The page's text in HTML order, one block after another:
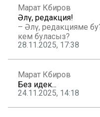
Марат Кәбиров
Әлү, редакция!
– Әлү, редакцияме бу? – Әйе. Редакция. Ә
кем буласыз?
28.11.2025, 17:38
Марат Кәбиров
Без идек...
24.11.2025, 14:18